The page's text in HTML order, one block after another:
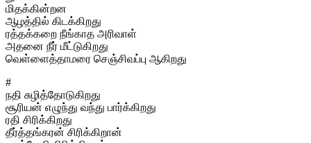
மிதக்கின்றன
ஆழத்தில் கிடக்கிறது
ரத்தக்கறை நீங்காத அரிவாள்
அதனை நீர் மீட்டுகிறது
வெள்ளைத்தாமரை செஞ்சிவப்பு ஆகிறது
#
நதி சுழித்தோடுகிறது
சூரியன் எழுந்து வந்து பார்க்கிறது
ரதி சிரிக்கிறது
தீர்த்தங்கரன் சிரிக்கிறான்